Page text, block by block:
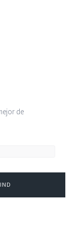
de